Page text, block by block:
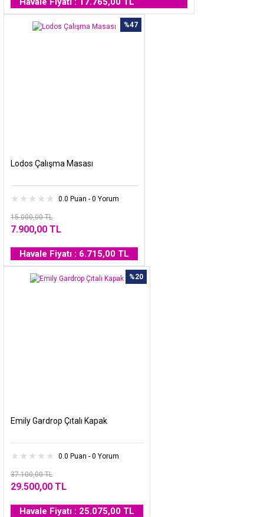
%47
Lodos Çalışma Masası
0.0 Puan - 0 Yorum
15.000,00 TL
7.900,00 TL
Havale Fiyatı : 6.715,00 TL
%20
Emily Gardrop Çıtalı Kapak
0.0 Puan - 0 Yorum
37.100,00 TL
29.500,00 TL
Havale Fiyatı : 25.075,00 TL